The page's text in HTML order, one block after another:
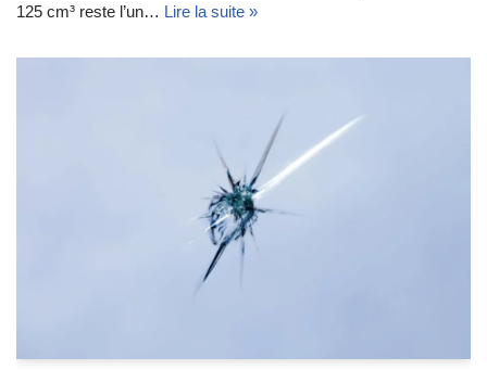
125 cm³ reste l’un… Lire la suite »